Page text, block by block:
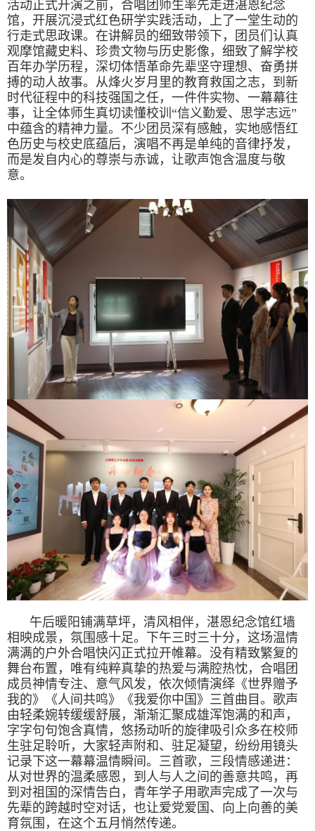
活动正式开演之前，合唱团师生率先走进湛恩纪念
馆，开展沉浸式红色研学实践活动，上了一堂生动的
行走式思政课。在讲解员的细致带领下，团员们认真
观摩馆藏史料、珍贵文物与历史影像，细致了解学校
百年办学历程，深切体悟革命先辈坚守理想、奋勇拼
搏的动人故事。从烽火岁月里的教育救国之志，到新
时代征程中的科技强国之任，一件件实物、一幕幕往
事，让全体师生真切读懂校训“信义勤爱、思学志远”
中蕴含的精神力量。不少团员深有感触，实地感悟红
色历史与校史底蕴后，演唱不再是单纯的音律抒发，
而是发自内心的尊崇与赤诚，让歌声饱含温度与敬
意。
午后暖阳铺满草坪，清风相伴，湛恩纪念馆红墙
相映成景，氛围感十足。下午三时三十分，这场温情
满满的户外合唱快闪正式拉开帷幕。没有精致繁复的
舞台布置，唯有纯粹真挚的热爱与满腔热忱，合唱团
成员神情专注、意气风发，依次倾情演绎《世界赠予
我的》《人间共鸣》《我爱你中国》三首曲目。歌声
由轻柔婉转缓缓舒展，渐渐汇聚成雄浑饱满的和声，
字字句句饱含真情，悠扬动听的旋律吸引众多在校师
生驻足聆听，大家轻声附和、驻足凝望，纷纷用镜头
记录下这一幕幕温情瞬间。三首歌，三段情感递进：
从对世界的温柔感恩，到人与人之间的善意共鸣，再
到对祖国的深情告白，青年学子用歌声完成了一次与
先辈的跨越时空对话，也让爱党爱国、向上向善的美
育氛围，在这个五月悄然传递。